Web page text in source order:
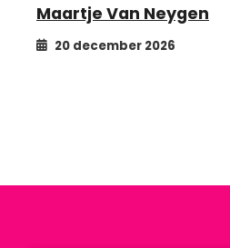
Maartje Van Neygen
20 december 2026